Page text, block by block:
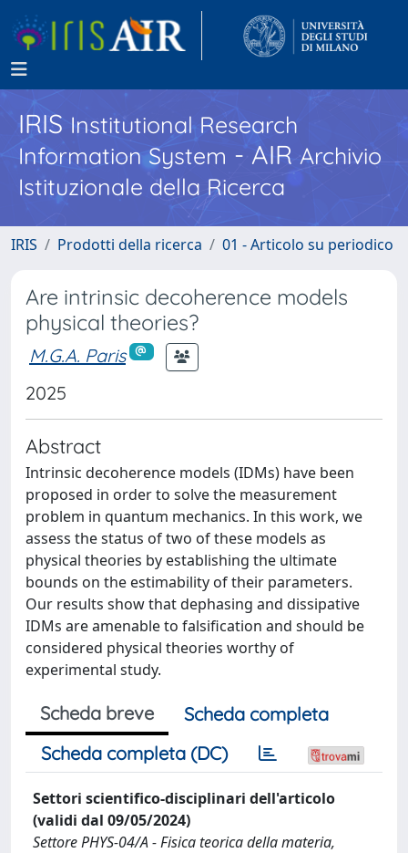
IRISInstitutional Research
Information System - AIR Archivio
Istituzionale della Ricerca
IRIS Prodotti della ricerca 01 - Articolo su periodico
Are intrinsic decoherence models
physical theories?
M.G.A. Paris
2025
Abstract
Intrinsic decoherence models (IDMs) have been
proposed in order to solve the measurement
problem in quantum mechanics. In this work, we
assess the status of two of these models as
physical theories by establishing the ultimate
bounds on the estimability of their parameters.
Our results show that dephasing and dissipative
IDMs are amenable to falsification and should be
considered physical theories worthy of
experimental study.
Scheda breve
Scheda completa
Scheda completa (DC)
Settori scientifico-disciplinari dell'articolo
(validi dal 09/05/2024)
Settore PHYS-04/A - Fisica teorica della materia,